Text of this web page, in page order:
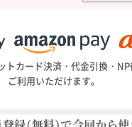
トカード決済・代金引換・
ご利用いただけます。